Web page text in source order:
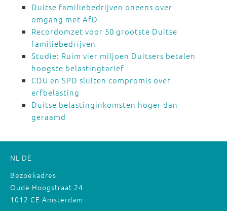
Duitse familiebedrijven oneens over
omgang met AfD
Recordomzet voor 50 grootste Duitse
familiebedrijven
Studie: Ruim vier miljoen Duitsers betalen
hoogste belastingtarief
CDU en SPD sluiten compromis over
erfbelasting
Duitse belastinginkomsten hoger dan
geraamd
NL DE
Bezoekadres
Oude Hoogstraat 24
1012 CE Amsterdam